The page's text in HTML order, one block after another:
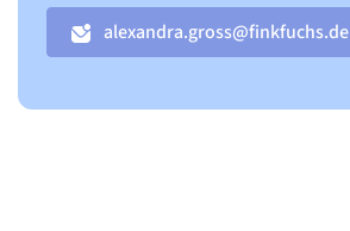
alexandra.gross@finkfuchs.de